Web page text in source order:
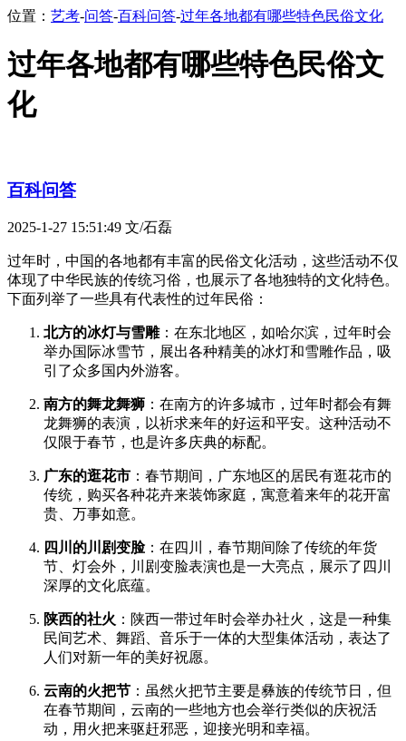
位置： 艺考-问答-百科问答-过年各地都有哪些特色民俗文化
过年各地都有哪些特色民俗文
化
百科问答
2025-1-27 15:51:49 文/石磊
过年时，中国的各地都有丰富的民俗文化活动，这些活动不仅
体现了中华民族的传统习俗，也展示了各地独特的文化特色。
下面列举了一些具有代表性的过年民俗：
北方的冰灯与雪雕：在东北地区，如哈尔滨，过年时会
举办国际冰雪节，展出各种精美的冰灯和雪雕作品，吸
引了众多国内外游客。
南方的舞龙舞狮 ：在南方的许多城市，过年时都会有舞
龙舞狮的表演，以祈求来年的好运和平安。这种活动不
仅限于春节，也是许多庆典的标配。
广东的逛花市 ：春节期间，广东地区的居民有逛花市的
传统，购买各种花卉来装饰家庭，寓意着来年的花开富
贵、万事如意。
四川的川剧变脸：在四川，春节期间除了传统的年货
节、灯会外，川剧变脸表演也是一大亮点，展示了四川
深厚的文化底蕴。
陕西的社火：陕西一带过年时会举办社火，这是一种集
民间艺术、舞蹈、音乐于一体的大型集体活动，表达了
人们对新一年的美好祝愿。
云南的火把节 ：虽然火把节主要是彝族的传统节日，但
在春节期间，云南的一些地方也会举行类似的庆祝活
动，用火把来驱赶邪恶，迎接光明和幸福。